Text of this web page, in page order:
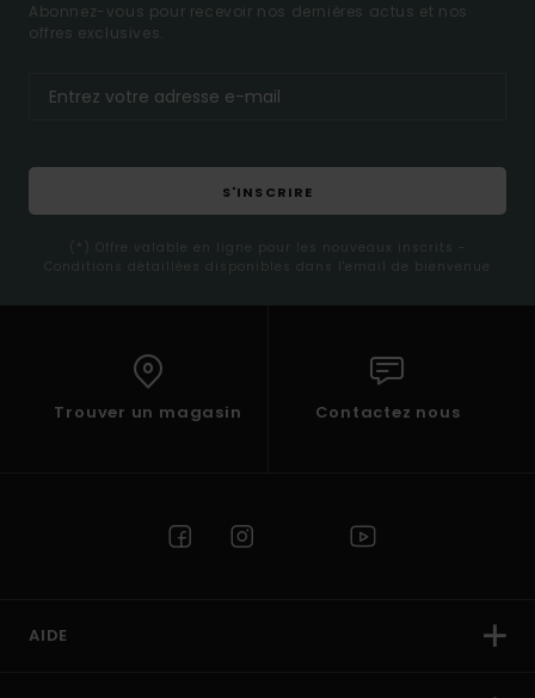
Abonnez-vous pour recevoir nos dernières actus et nos
offres exclusives.
S'INSCRIRE
(*) Offre valable en ligne pour les nouveaux inscrits -
Conditions détaillées disponibles dans l'email de bienvenue
Trouver un magasin Contactez nous
AIDE